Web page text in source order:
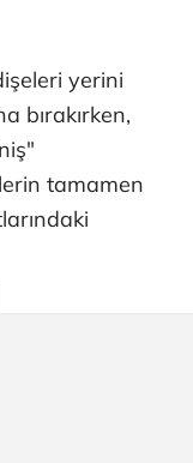
yerini
bırakırken,
tamamen